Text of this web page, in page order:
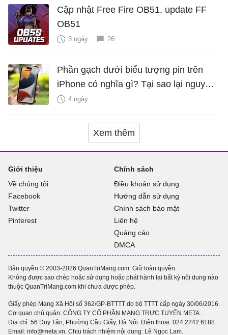
Cập nhật Free Fire OB51, update FF
OB51
3 ngày 26
Phần gạch dưới biểu tượng pin trên
iPhone có nghĩa gì? Tại sao lại nguy
hiểm?
4 ngày
Xem thêm
Giới thiệu
Về chúng tôi
Facebook
Twitter
Pinterest
Chính sách
Điều khoản sử dụng
Hướng dẫn sử dụng
Chính sách bảo mật
Liên hệ
Quảng cáo
DMCA
Bản quyền © 2003-2026 QuanTriMang.com. Giữ toàn quyền.
Không được sao chép hoặc sử dụng hoặc phát hành lại bất kỳ nội dung nào
thuộc QuanTriMang.com khi chưa được phép.
Giấy phép Mạng Xã Hội số 362/GP-BTTTT do bộ TTTT cấp ngày 30/06/2016.
Cơ quan chủ quản: CÔNG TY CỔ PHẦN MẠNG TRỰC TUYẾN META.
Địa chỉ: 56 Duy Tân, Phường Cầu Giấy, Hà Nội. Điện thoại: 024 2242 6188.
Email: info@meta.vn. Chịu trách nhiệm nội dung: Lê Ngọc Lam.